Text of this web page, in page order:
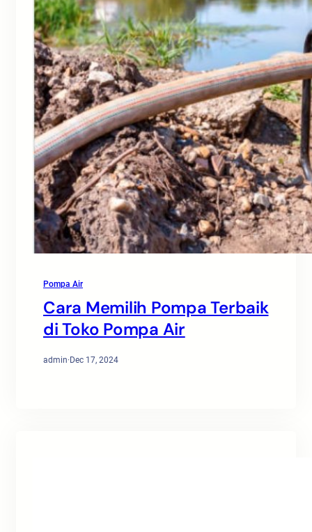
Pompa Air
Cara Memilih Pompa Terbaik
di Toko Pompa Air
admin·Dec 17, 2024